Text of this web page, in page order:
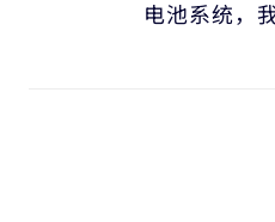
电池系统，